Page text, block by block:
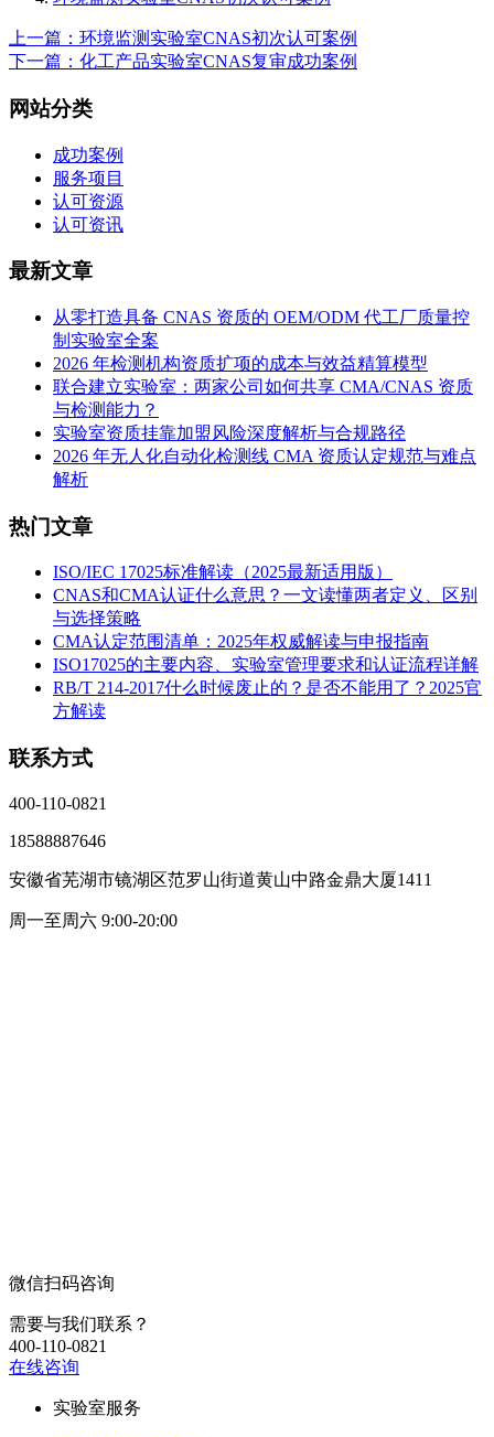
上一篇：环境监测实验室CNAS初次认可案例
下一篇：化工产品实验室CNAS复审成功案例
网站分类
成功案例
服务项目
认可资源
认可资讯
最新文章
从零打造具备 CNAS 资质的 OEM/ODM 代工厂质量控
制实验室全案
2026 年检测机构资质扩项的成本与效益精算模型
联合建立实验室：两家公司如何共享 CMA/CNAS 资质
与检测能力？
实验室资质挂靠加盟风险深度解析与合规路径
2026 年无人化自动化检测线 CMA 资质认定规范与难点
解析
热门文章
ISO/IEC 17025标准解读（2025最新适用版）
CNAS和CMA认证什么意思？一文读懂两者定义、区别
与选择策略
CMA认定范围清单：2025年权威解读与申报指南
ISO17025的主要内容、实验室管理要求和认证流程详解
RB/T 214-2017什么时候废止的？是否不能用了？2025官
方解读
联系方式
400-110-0821
18588887646
安徽省芜湖市镜湖区范罗山街道黄山中路金鼎大厦1411
周一至周六 9:00-20:00
微信扫码咨询
需要与我们联系？
400-110-0821
在线咨询
实验室服务